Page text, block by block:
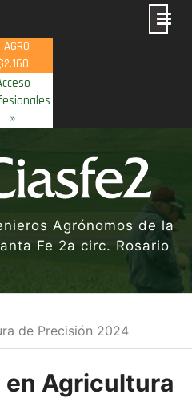
AGRO
»
Agrónomos de la
Fe 2a circ. Rosario
de Precisión 2024
Agricultura